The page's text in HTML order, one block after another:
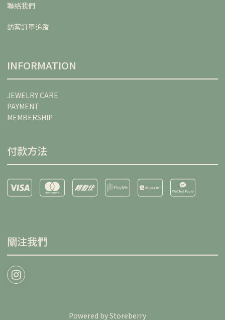
聯絡我們
訪客訂單追蹤
INFORMATION
JEWELRY CARE
PAYMENT
MEMBERSHIP
付款方法
關注我們
Powered byStoreberry